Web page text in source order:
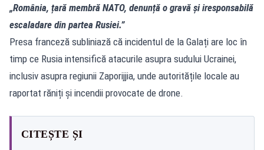
„România, țară membră NATO, denunță o gravă și iresponsabilă
escaladare din partea Rusiei.”
Presa franceză subliniază că incidentul de la Galați are loc în
timp ce Rusia intensifică atacurile asupra sudului Ucrainei,
inclusiv asupra regiunii Zaporijjia, unde autoritățile locale au
raportat răniți și incendii provocate de drone.
CITEȘTE ȘI